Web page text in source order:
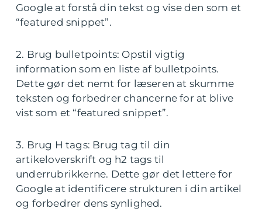
Google at forstå din tekst og vise den som et
“featured snippet”.
2. Brug bulletpoints: Opstil vigtig
information som en liste af bulletpoints.
Dette gør det nemt for læseren at skumme
teksten og forbedrer chancerne for at blive
vist som et “featured snippet”.
3. Brug H tags: Brug tag til din
artikeloverskrift og h2 tags til
underrubrikkerne. Dette gør det lettere for
Google at identificere strukturen i din artikel
og forbedrer dens synlighed.